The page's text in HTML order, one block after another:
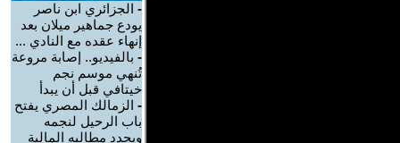
- الجزائري ابن ناصر
يودع جماهير ميلان بعد
إنهاء عقده مع النادي ...
- بالفيديو.. إصابة مروعة
تُنهي موسم نجم
خيتافي قبل أن يبدأ
- الزمالك المصري يفتح
باب الرحيل لنجمه
ويحدد مطالبه المالية